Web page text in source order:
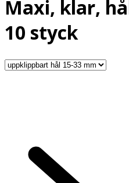
Maxi, klar,
10 styck